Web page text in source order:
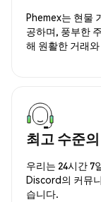
Phemex는 현물
공하며, 풍부한
해 원활한 거래
최고 수준
우리는 24시간 7
Discord의 커뮤
습니다.